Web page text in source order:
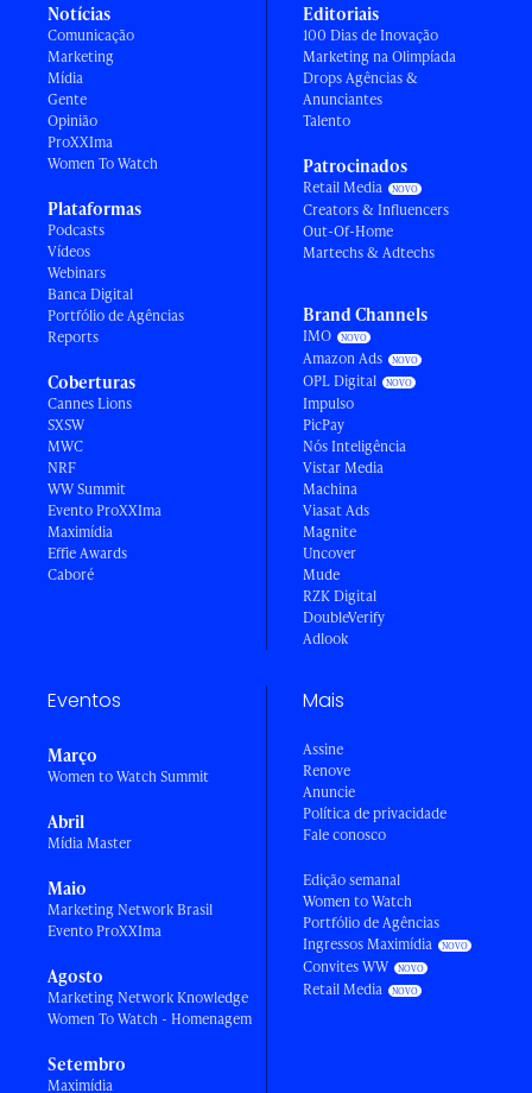
Notícias
Comunicação
Marketing
Mídia
Gente
Opinião
ProXXIma
Women To Watch
Plataformas
Podcasts
Vídeos
Webinars
Banca Digital
Portfólio de Agências
Reports
Coberturas
Cannes Lions
SXSW
MWC
NRF
WW Summit
Evento ProXXIma
Maximídia
Effie Awards
Caboré
Editoriais
100 Dias de Inovação
Marketing na Olimpíada
Drops Agências &
Anunciantes
Talento
Patrocinados
Retail Media
Creators & Influencers
Out-Of-Home
Martechs & Adtechs
Brand Channels
IMO
Amazon Ads
OPL Digital
Impulso
PicPay
Nós Inteligência
Vistar Media
Machina
Viasat Ads
Magnite
Uncover
Mude
RZK Digital
DoubleVerify
Adlook
Eventos
Março
Women to Watch Summit
Abril
Mídia Master
Maio
Marketing Network Brasil
Evento ProXXIma
Agosto
Marketing Network Knowledge
Women To Watch - Homenagem
Setembro
Maximídia
Mais
Assine
Renove
Anuncie
Política de privacidade
Fale conosco
Edição semanal
Women to Watch
Portfólio de Agências
Ingressos Maximídia
Convites WW
Retail Media